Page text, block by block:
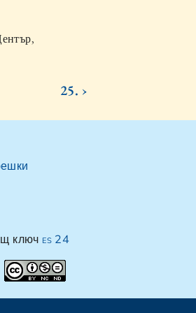
25. ›
ключ es 24